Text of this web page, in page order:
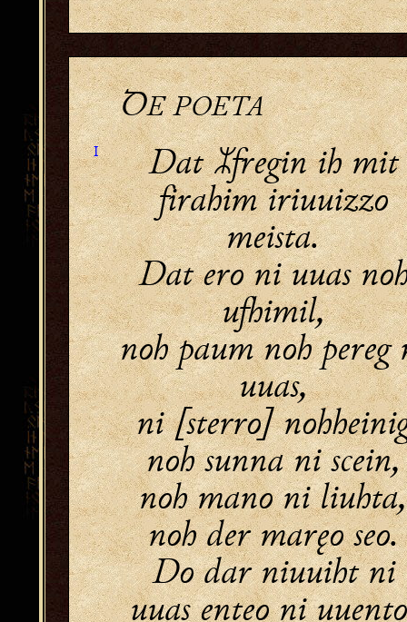
ꝹE POETA
I
Dat fregin ih mit
firahim iriuuizzo
meista.
Dat ero ni uuas
ufhimil,
noh paum noh pereg
uuas,
ni [sterro]
noh sunna ni scein,
noh mano ni liuhta,
noh der maręo seo.
Do dar niuuiht ni
uuas enteo ni